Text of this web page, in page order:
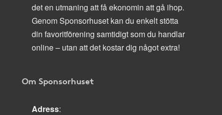
det en utmaning att få ekonomin att gå ihop.
Genom Sponsorhuset kan du enkelt stötta
din favoritförening samtidigt som du handlar
online – utan att det kostar dig något extra!
Om Sponsorhuset
Adress: